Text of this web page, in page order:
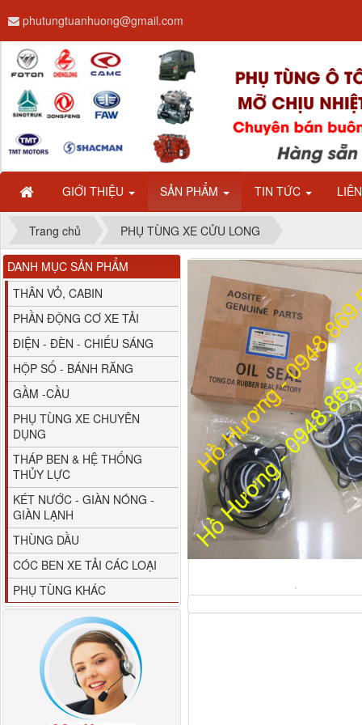
GIỚI THIỆU SẢN PHẨM TIN TỨC
phutungtuanhuong@gmail.com
Trang chủ PHỤ TÙNG XE CỬU LONG
DANH MỤC SẢN PHẨM
THÂN VỎ, CABIN
PHẦN ĐỘNG CƠ XE TẢI
ĐIỆN - ĐÈN - CHIẾU SÁNG
HỘP SỐ - BÁNH RĂNG
GẦM -CẦU
PHỤ TÙNG XE CHUYÊN
DỤNG
THÁP BEN & HỆ THỐNG
THỦY LỰC
KÉT NƯỚC - GIÀN NÓNG -
GIÀN LẠNH
THÙNG DẦU
CÓC BEN XE TẢI CÁC LOẠI
PHỤ TÙNG KHÁC
Dây ga CAMC H08 dài
2.68m
Bình nước phụ
Chenglong hải âu...
80YHCB-60 Bơm xăng
dầu 60m3/h...
M4610162101A0 Tapbi